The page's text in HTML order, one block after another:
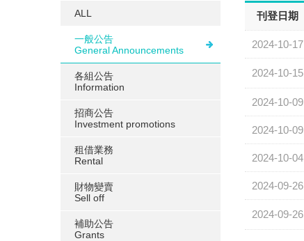
ALL
一般公告
General Announcements
各組公告
Information
招商公告
Investment promotions
租借業務
Rental
財物變賣
Sell ​​off
補助公告
Grants
刊登日期
2024-10-17
2024-10-15
2024-10-09
2024-10-09
2024-10-04
2024-09-26
2024-09-26